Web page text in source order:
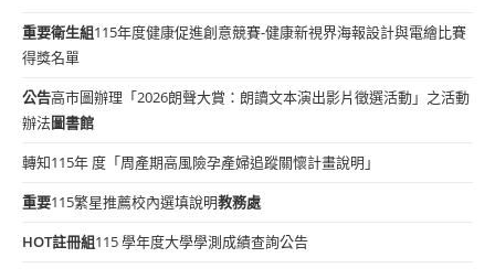
重要衛生組115年度健康促進創意競賽-健康新視界海報設計與電繪比賽
得獎名單
公告高市圖辦理「2026朗聲大賞：朗讀文本演出影片徵選活動」之活動
辦法圖書館
轉知115年 度「周產期高風險孕產婦追蹤關懷計畫說明」
重要115繁星推薦校內選填說明教務處
HOT註冊組115 學年度大學學測成績查詢公告